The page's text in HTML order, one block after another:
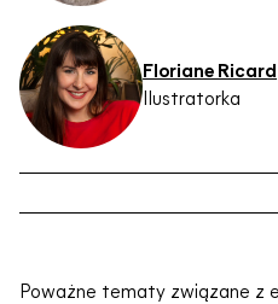
Floriane Ricard
Ilustratorka
Poważne tematy związane z